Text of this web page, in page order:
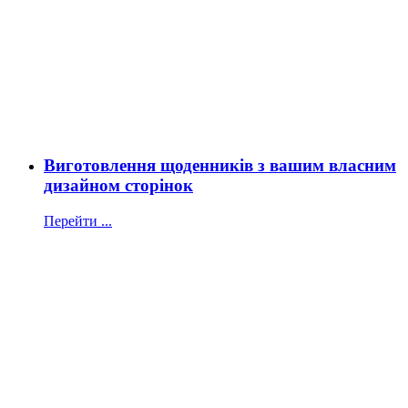
Виготовлення щоденників з вашим власним
дизайном сторінок
Перейти ...